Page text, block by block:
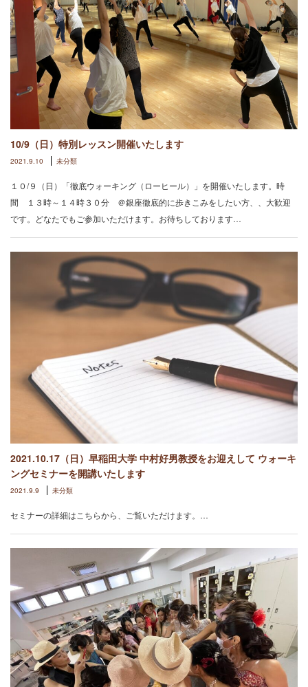
10/9（日）特別レッスン開催いたします
2021.9.10 未分類
１０/９（日）「徹底ウォーキング（ローヒール）」を開催いたします。時
間 １３時～１４時３０分 ＠銀座徹底的に歩きこみをしたい方、、大歓迎
です。どなたでもご参加いただけます。お待ちしております…
2021.10.17（日）早稲田大学 中村好男教授をお迎えして ウォーキ
ングセミナーを開講いたします
2021.9.9 未分類
セミナーの詳細はこちらから、ご覧いただけます。…